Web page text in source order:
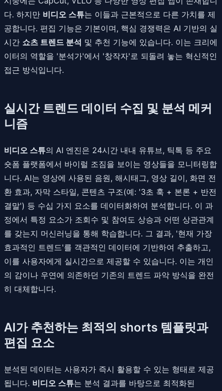
다. 하지만 비디오 스튜는 이들과 근본적으로 다른 가치를 제
공합니다. 편집 기능은 기본이며, 핵심 경쟁력은 AI 기반의 실
시간 쇼츠 트렌드 분석 및 추천 기능에 있습니다. 이는 크리에
이터의 역할을 '분석가'에서 '창작자'로 되돌려 놓는 혁신적인
접근 방식입니다.
실시간 트렌드 데이터 수집 및 분석 메커
니즘
비디오 스튜의 AI 엔진은 24시간 내내 유튜브, 틱톡 등 주요
숏폼 플랫폼에서 바이럴 조짐을 보이는 영상들을 모니터링합
니다. AI는 영상에 사용된 음원, 해시태그, 영상 길이, 화면 전
환 효과, 자막 스타일, 콘텐츠 구조(예: '3초 훅 + 본론 + 반전
결말') 등 수십 가지 요소를 데이터화하여 분석합니다. 이 과
정에서 특정 요소가 조회수 및 참여도 상승과 어떤 상관관계
를 갖는지 머신러닝을 통해 학습합니다. 그 결과, '현재 가장
효과적인 트렌드'를 객관적인 데이터에 기반하여 추출하고,
이를 사용자에게 실시간으로 제공할 수 있습니다. 이는 개인
의 감이나 우연에 의존하던 기존의 트렌드 파악 방식을 완전
히 대체합니다.
AI가 추천하는 최적의 shorts 템플릿과
편집 요소
분석된 데이터는 사용자가 즉시 활용할 수 있는 형태로 제공
됩니다. 비디오 스튜는 분석 결과를 바탕으로 최적화된